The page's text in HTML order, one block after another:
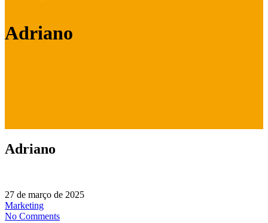
Adriano
Adriano
27 de março de 2025
Marketing
No Comments